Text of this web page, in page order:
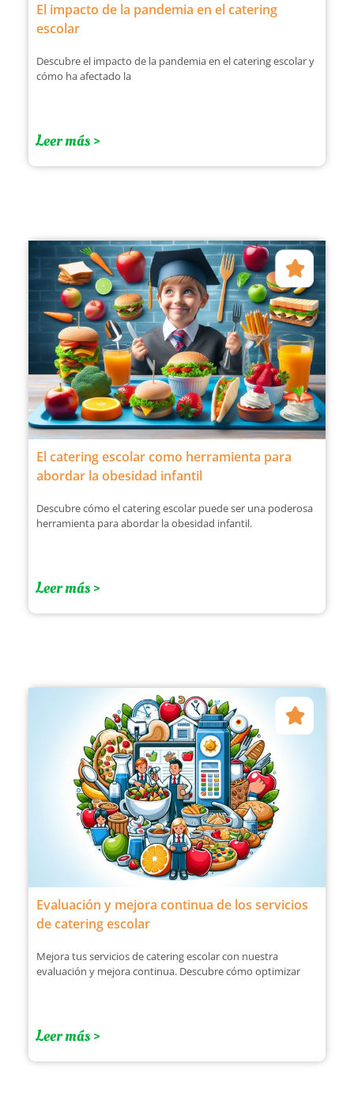
El impacto de la pandemia en el catering
escolar
Descubre el impacto de la pandemia en el catering escolar y
cómo ha afectado la
Leer más >
El catering escolar como herramienta para
abordar la obesidad infantil
Descubre cómo el catering escolar puede ser una poderosa
herramienta para abordar la obesidad infantil.
Leer más >
Evaluación y mejora continua de los servicios
de catering escolar
Mejora tus servicios de catering escolar con nuestra
evaluación y mejora continua. Descubre cómo optimizar
Leer más >